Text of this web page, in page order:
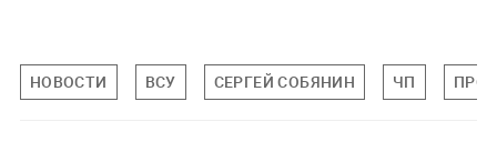
НОВОСТИ ВСУ СЕРГЕЙ СОБЯНИН ЧП